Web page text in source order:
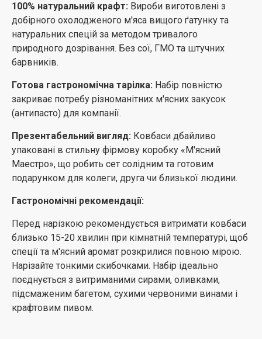
100% натуральний крафт: Вироби виготовлені з
добірного охолодженого м'яса вищого ґатунку та
натуральних спецій за методом тривалого
природного дозрівання. Без сої, ГМО та штучних
барвників.
Готова гастрономічна тарілка: Набір повністю
закриває потребу різноманітних м'ясних закусок
(антипасто) для компанії.
Презентабельний вигляд: Ковбаси дбайливо
упаковані в стильну фірмову коробку «М'ясний
Маестро», що робить сет солідним та готовим
подарунком для колеги, друга чи близької людини.
Гастрономічні рекомендації:
Перед нарізкою рекомендується витримати ковбаси
близько 15-20 хвилин при кімнатній температурі, щоб
спеції та м'ясний аромат розкрилися повною мірою.
Нарізайте тонкими скибочками. Набір ідеально
поєднується з витриманими сирами, оливками,
підсмаженим багетом, сухими червоними винами і
крафтовим пивом.